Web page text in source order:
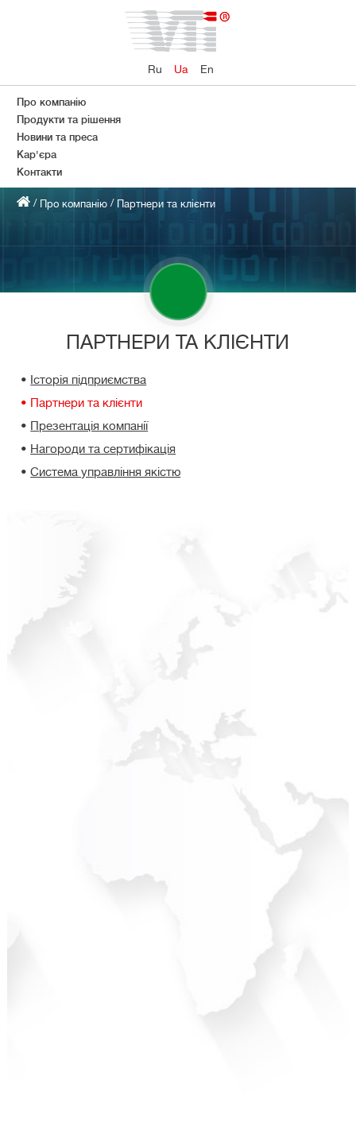
Ru Ua En
Про компанію
Продукти та рішення
Новини та преса
Кар'єра
Контакти
/ Про компанію / Партнери та клієнти
ПАРТНЕРИ ТА КЛІЄНТИ
Історія підприємства
Партнери та клієнти
Презентація компанії
Нагороди та сертифікація
Система управління якістю